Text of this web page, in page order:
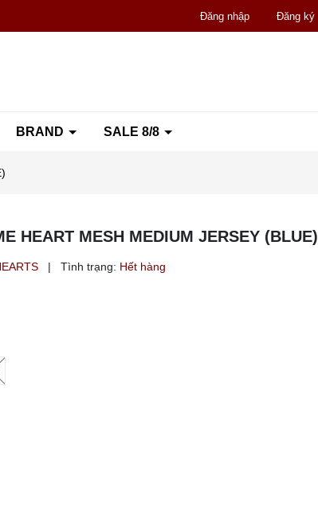
Đăng nhập Đăng ký
BRAND SALE 8/8
HEART MESH MEDIUM JERSEY (BLUE)
| Tình trạng: Hết hàng